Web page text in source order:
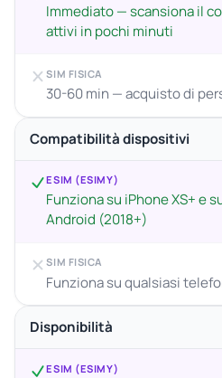
Immediato — scansiona il
attivi in pochi minuti
SIM FISICA
30-60 min — acquisto di
Compatibilità dispositivi
ESIM (ESIMY)
Funziona su iPhone XS+ e
Android (2018+)
SIM FISICA
Funziona su qualsiasi
Disponibilità
ESIM (ESIMY)